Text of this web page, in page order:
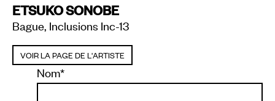
ETSUKO SONOBE
Bague, Inclusions Inc-13
VOIR LA PAGE DE L'ARTISTE
Nom*